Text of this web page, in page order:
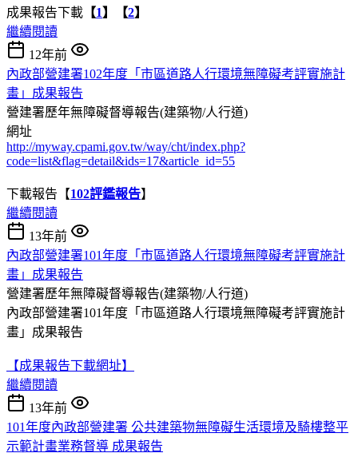
成果報告下載 【1】【2】
繼續閱讀
12年前
內政部營建署102年度「市區道路人行環境無障礙考評實施計
畫」成果報告
營建署歷年無障礙督導報告(建築物/人行道)
網址
http://myway.cpami.gov.tw/way/cht/index.php?
code=list&flag=detail&ids=17&article_id=55
下載報告【102評鑑報告】
繼續閱讀
13年前
內政部營建署101年度「市區道路人行環境無障礙考評實施計
畫」成果報告
營建署歷年無障礙督導報告(建築物/人行道)
內政部營建署101年度「市區道路人行環境無障礙考評實施計
畫」成果報告
【成果報告下載網址】
繼續閱讀
13年前
101年度內政部營建署 公共建築物無障礙生活環境及騎樓整平
示範計畫業務督導 成果報告